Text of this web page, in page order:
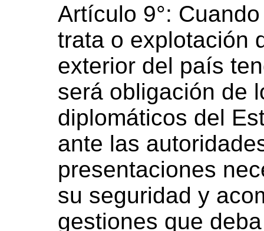
Artículo 9°:
trata o explotación
exterior del país
será obligación de
diplomáticos del
ante las
presentaciones
su seguridad y
gestiones que